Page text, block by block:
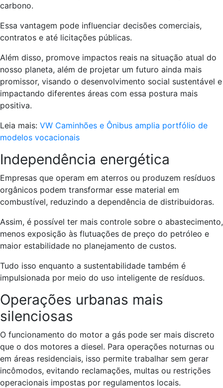
carbono.
Essa vantagem pode influenciar decisões comerciais,
contratos e até licitações públicas.
Além disso, promove impactos reais na situação atual do
nosso planeta, além de projetar um futuro ainda mais
promissor, visando o desenvolvimento social sustentável e
impactando diferentes áreas com essa postura mais
positiva.
Leia mais: VW Caminhões e Ônibus amplia portfólio de
modelos vocacionais
Independência energética
Empresas que operam em aterros ou produzem resíduos
orgânicos podem transformar esse material em
combustível, reduzindo a dependência de distribuidoras.
Assim, é possível ter mais controle sobre o abastecimento,
menos exposição às flutuações de preço do petróleo e
maior estabilidade no planejamento de custos.
Tudo isso enquanto a sustentabilidade também é
impulsionada por meio do uso inteligente de resíduos.
Operações urbanas mais
silenciosas
O funcionamento do motor a gás pode ser mais discreto
que o dos motores a diesel. Para operações noturnas ou
em áreas residenciais, isso permite trabalhar sem gerar
incômodos, evitando reclamações, multas ou restrições
operacionais impostas por regulamentos locais.